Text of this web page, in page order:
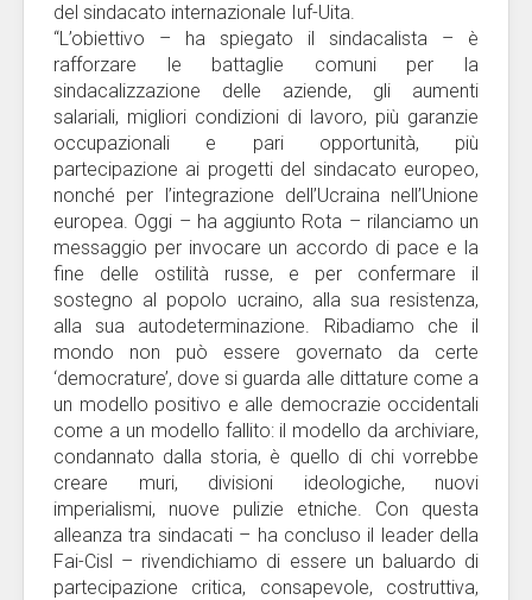
del sindacato internazionale Iuf-Uita.
“L’obiettivo – ha spiegato il sindacalista – è
rafforzare le battaglie comuni per la
sindacalizzazione delle aziende, gli aumenti
salariali, migliori condizioni di lavoro, più garanzie
occupazionali e pari opportunità, più
partecipazione ai progetti del sindacato europeo,
nonché per l’integrazione dell’Ucraina nell’Unione
europea. Oggi – ha aggiunto Rota – rilanciamo un
messaggio per invocare un accordo di pace e la
fine delle ostilità russe, e per confermare il
sostegno al popolo ucraino, alla sua resistenza,
alla sua autodeterminazione. Ribadiamo che il
mondo non può essere governato da certe
‘democrature’, dove si guarda alle dittature come a
un modello positivo e alle democrazie occidentali
come a un modello fallito: il modello da archiviare,
condannato dalla storia, è quello di chi vorrebbe
creare muri, divisioni ideologiche, nuovi
imperialismi, nuove pulizie etniche. Con questa
alleanza tra sindacati – ha concluso il leader della
Fai-Cisl – rivendichiamo di essere un baluardo di
partecipazione critica, consapevole, costruttiva,